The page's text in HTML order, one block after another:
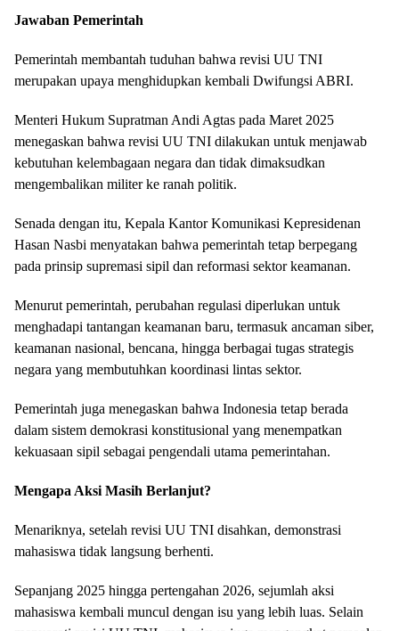
Jawaban Pemerintah
Pemerintah membantah tuduhan bahwa revisi UU TNI
merupakan upaya menghidupkan kembali Dwifungsi ABRI.
Menteri Hukum Supratman Andi Agtas pada Maret 2025
menegaskan bahwa revisi UU TNI dilakukan untuk menjawab
kebutuhan kelembagaan negara dan tidak dimaksudkan
mengembalikan militer ke ranah politik.
Senada dengan itu, Kepala Kantor Komunikasi Kepresidenan
Hasan Nasbi menyatakan bahwa pemerintah tetap berpegang
pada prinsip supremasi sipil dan reformasi sektor keamanan.
Menurut pemerintah, perubahan regulasi diperlukan untuk
menghadapi tantangan keamanan baru, termasuk ancaman siber,
keamanan nasional, bencana, hingga berbagai tugas strategis
negara yang membutuhkan koordinasi lintas sektor.
Pemerintah juga menegaskan bahwa Indonesia tetap berada
dalam sistem demokrasi konstitusional yang menempatkan
kekuasaan sipil sebagai pengendali utama pemerintahan.
Mengapa Aksi Masih Berlanjut?
Menariknya, setelah revisi UU TNI disahkan, demonstrasi
mahasiswa tidak langsung berhenti.
Sepanjang 2025 hingga pertengahan 2026, sejumlah aksi
mahasiswa kembali muncul dengan isu yang lebih luas. Selain